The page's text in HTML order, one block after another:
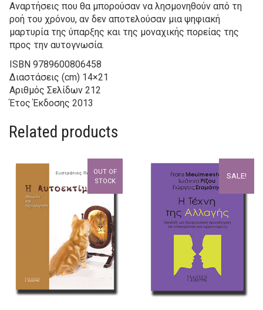
Αναρτήσεις που θα μπορούσαν να λησμονηθούν από τη
ροή του χρόνου, αν δεν αποτελούσαν μια ψηφιακή
μαρτυρία της ύπαρξης και της μοναχικής πορείας της
προς την αυτογνωσία.
ISBN 9789600806458
Διαστάσεις (cm) 14×21
Αριθμός Σελίδων 212
Έτος Έκδοσης 2013
Related products
OUT OF
STOCK
SALE!